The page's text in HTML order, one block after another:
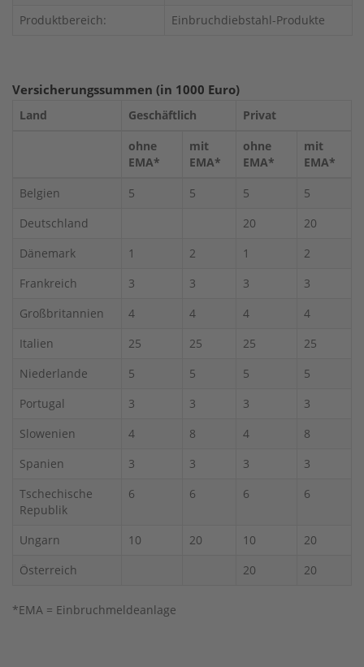
Produktbereich:
Einbruchdiebstahl-Produkte
Versicherungssummen (in 1000 Euro)
Land Geschäftlich
Privat
ohne
EMA*
mit
EMA*
ohne
EMA*
mit
EMA*
Belgien
5 5 5
5
Deutschland
20
20
Dänemark
1 2 1
2
Frankreich
3 3 3
3
Großbritannien
4 4 4
4
Italien
25 25 25
25
Niederlande
5 5 5
5
Portugal
3 3 3
3
Slowenien
4 8 4
8
Spanien
3 3 3
3
Tschechische
Republik
6 6 6 6
Ungarn 10 20 10
20
Österreich
20 20
*EMA = Einbruchmeldeanlage